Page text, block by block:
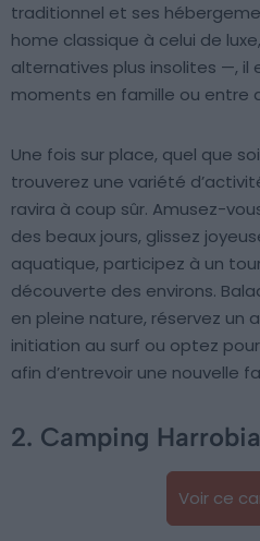
traditionnel et ses
home classique à celui de
alternatives plus insolites —, il
moments en famille ou entre
Une fois sur place, quel que
trouverez une variété
ravira à coup sûr. Amusez-
des beaux jours, glissez
aquatique, participez à un
découverte des environs.
en pleine nature, réservez un
initiation au surf ou optez
afin d’entrevoir une nouvelle
2. Camping Harrobia
Voir ce